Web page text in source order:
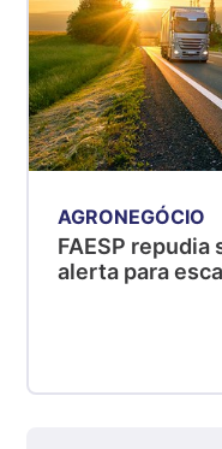
MG
R$ 5,07
kg
Suíno - Estadual
PR
R$ 4,53
Suíno - Estadual
SC
AGRONEGÓCIO
FAESP repudia
alerta para